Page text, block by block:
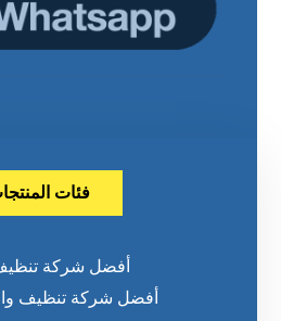
فئات
أفضل شركة
أفضل شركة تنظيف